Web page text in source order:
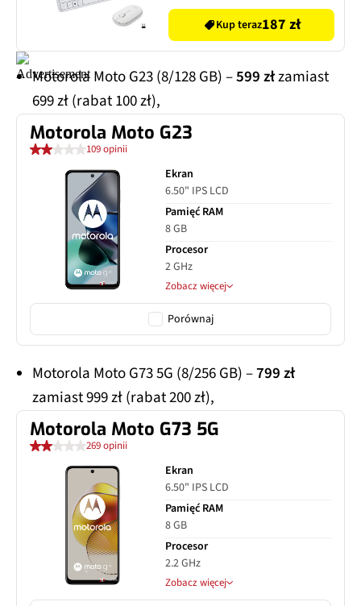
Kup teraz187 zł
Motorola Moto G23 (8/128 GB) –599 złzamiast
699 zł (rabat 100 zł),
Motorola Moto G23
109 opinii
Ekran
6.50" IPS LCD
Pamięć RAM
8 GB
Procesor
2 GHz
Zobacz więcej
Porównaj
Motorola Moto G73 5G (8/256 GB) –799 zł
zamiast 999 zł (rabat 200 zł),
Motorola Moto G73 5G
269 opinii
Ekran
6.50" IPS LCD
Pamięć RAM
8 GB
Procesor
2.2 GHz
Zobacz więcej